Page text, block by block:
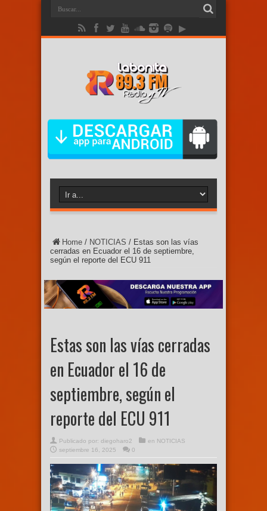
Home / NOTICIAS / Estas son las vías
cerradas en Ecuador el 16 de septiembre,
según el reporte del ECU 911
Estas son las vías cerradas
en Ecuador el 16 de
septiembre, según el
reporte del ECU 911
Publicado por: diegoharo2 en NOTICIAS
septiembre 16, 2025
0